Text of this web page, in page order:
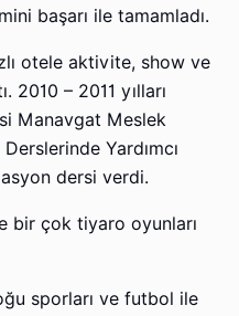
başarı ile tamamladı.
otele aktivite, show ve
2010 – 2011 yılları
Manavgat Meslek
Yardımcı
dersi verdi.
bir çok tiyaro oyunları
sporları ve futbol ile